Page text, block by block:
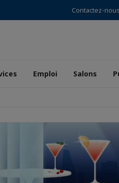
Contactez-nous
Emploi Salons